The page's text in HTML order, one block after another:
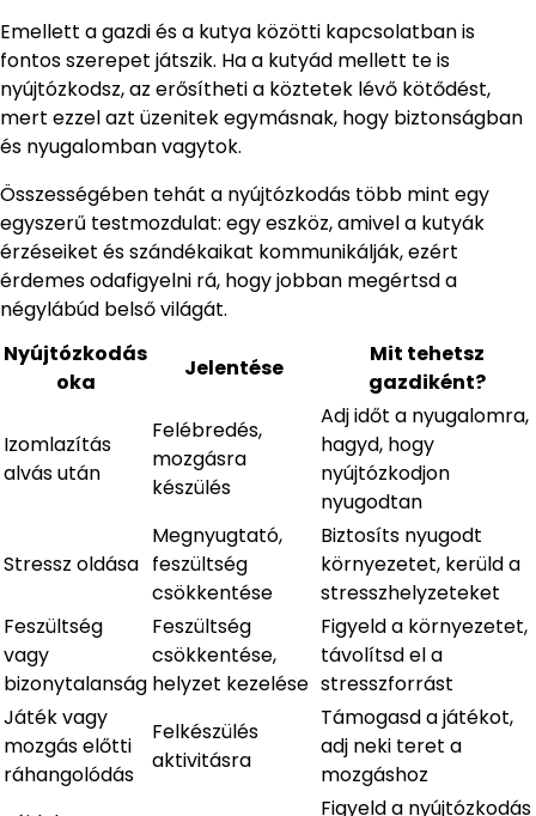
Emellett a gazdi és a kutya közötti kapcsolatban is
fontos szerepet játszik. Ha a kutyád mellett te is
nyújtózkodsz, az erősítheti a köztetek lévő kötődést,
mert ezzel azt üzenitek egymásnak, hogy biztonságban
és nyugalomban vagytok.
Összességében tehát a nyújtózkodás több mint egy
egyszerű testmozdulat: egy eszköz, amivel a kutyák
érzéseiket és szándékaikat kommunikálják, ezért
érdemes odafigyelni rá, hogy jobban megértsd a
négylábúd belső világát.
Nyújtózkodás
oka
Jelentése
Mit tehetsz
gazdiként?
Izomlazítás
alvás után
Felébredés,
mozgásra
készülés
Adj időt a nyugalomra,
hagyd, hogy
nyújtózkodjon
nyugodtan
Stressz oldása
Megnyugtató,
feszültség
csökkentése
Biztosíts nyugodt
környezetet, kerüld a
stresszhelyzeteket
Feszültség
vagy
bizonytalanság
Feszültség
csökkentése,
helyzet kezelése
Figyeld a környezetet,
távolítsd el a
stresszforrást
Játék vagy
mozgás előtti
ráhangolódás
Felkészülés
aktivitásra
Támogasd a játékot,
adj neki teret a
mozgáshoz
Figyeld a nyújtózkodás